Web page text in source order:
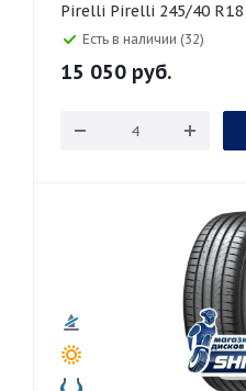
Pirelli Pirelli 245/40
Есть в наличии (32)
15 050 руб.